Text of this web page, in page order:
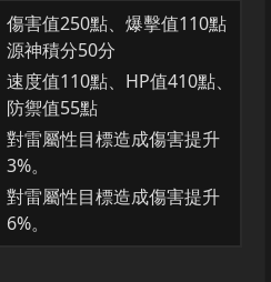
傷害值250點、爆擊值110點
源神積分50分
速度值110點、HP值410點、
防禦值55點
對雷屬性目標造成傷害提升
3%。
對雷屬性目標造成傷害提升
6%。